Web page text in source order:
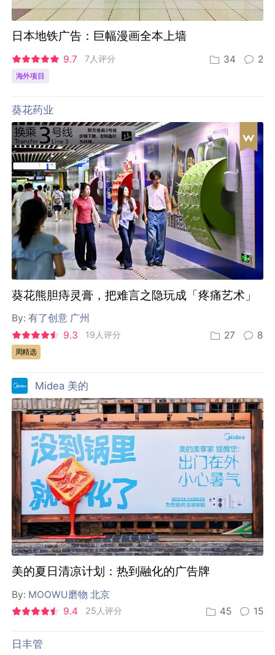
日本地铁广告：巨幅漫画全本上墙
9.7 7人评分 34 2
海外项目
葵花药业
葵花熊胆痔灵膏，把难言之隐玩成「疼痛艺术」
By:有了创意 广州
9.3
19人评分 27 8
周精选
Midea 美的
美的夏日清凉计划：热到融化的广告牌
By: MOOWU磨物 北京
9.4
25人评分 45 15
日丰管